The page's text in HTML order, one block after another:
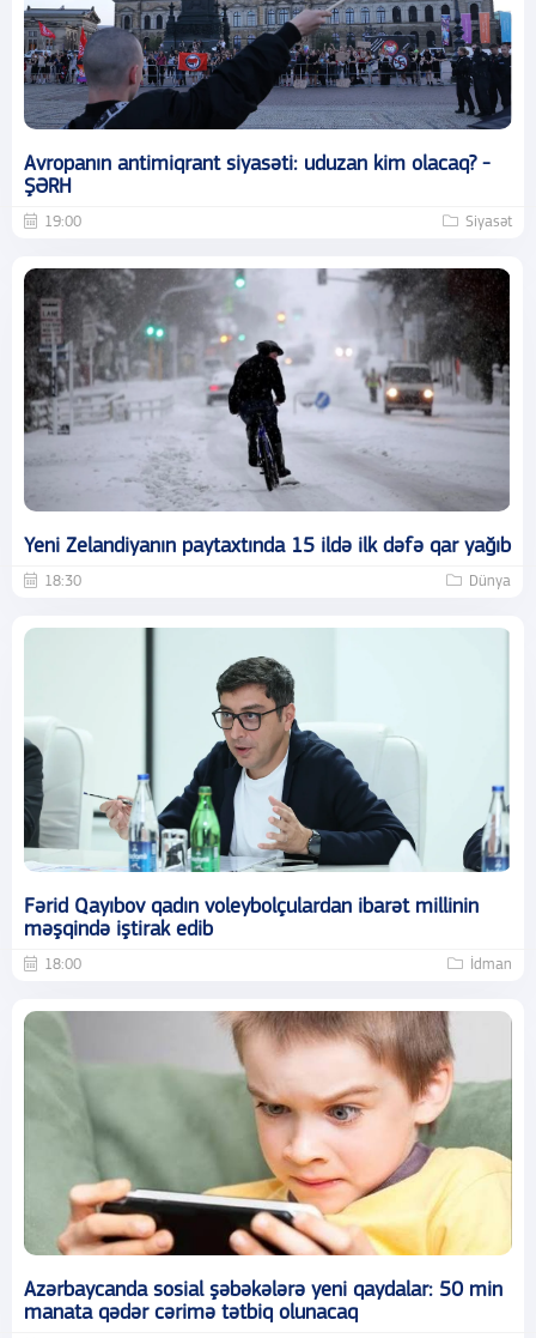
Avropanın antimiqrant siyasəti: uduzan kim olacaq? -
ŞƏRH
19:00 Siyasət
Yeni Zelandiyanın paytaxtında 15 ildə ilk dəfə qar yağıb
18:30 Dünya
Fərid Qayıbov qadın voleybolçulardan ibarət millinin
məşqində iştirak edib
18:00 İdman
Azərbaycanda sosial şəbəkələrə yeni qaydalar: 50 min
manata qədər cərimə tətbiq olunacaq